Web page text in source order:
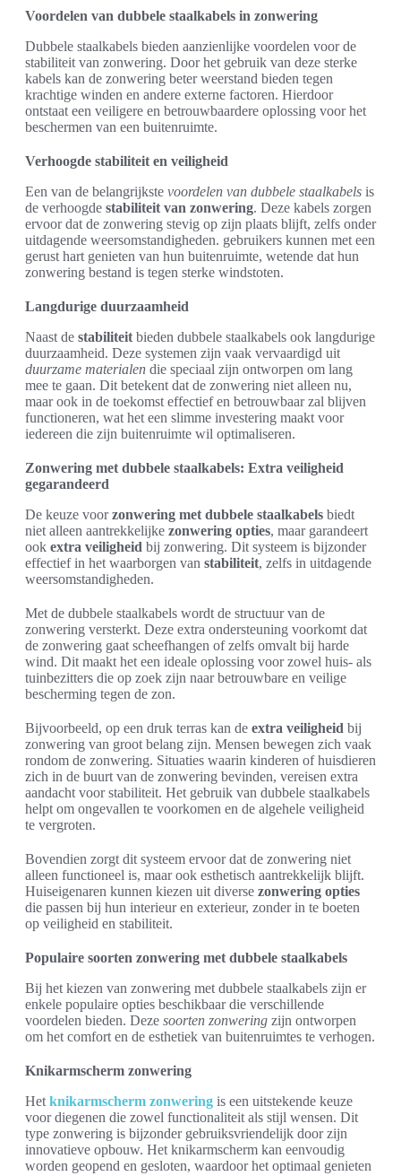
Voordelen van dubbele staalkabels in zonwering
Dubbele staalkabels bieden aanzienlijke voordelen voor de
stabiliteit van zonwering. Door het gebruik van deze sterke
kabels kan de zonwering beter weerstand bieden tegen
krachtige winden en andere externe factoren. Hierdoor
ontstaat een veiligere en betrouwbaardere oplossing voor het
beschermen van een buitenruimte.
Verhoogde stabiliteit en veiligheid
Een van de belangrijkste voordelen van dubbele staalkabels is
de verhoogde stabiliteit van zonwering. Deze kabels zorgen
ervoor dat de zonwering stevig op zijn plaats blijft, zelfs onder
uitdagende weersomstandigheden. gebruikers kunnen met een
gerust hart genieten van hun buitenruimte, wetende dat hun
zonwering bestand is tegen sterke windstoten.
Langdurige duurzaamheid
Naast de stabiliteit bieden dubbele staalkabels ook langdurige
duurzaamheid. Deze systemen zijn vaak vervaardigd uit
duurzame materialen die speciaal zijn ontworpen om lang
mee te gaan. Dit betekent dat de zonwering niet alleen nu,
maar ook in de toekomst effectief en betrouwbaar zal blijven
functioneren, wat het een slimme investering maakt voor
iedereen die zijn buitenruimte wil optimaliseren.
Zonwering met dubbele staalkabels: Extra veiligheid
gegarandeerd
De keuze voorzonwering met dubbele staalkabels biedt
niet alleen aantrekkelijke zonwering opties, maar garandeert
ook extra veiligheid bij zonwering. Dit systeem is bijzonder
effectief in het waarborgen van stabiliteit, zelfs in uitdagende
weersomstandigheden.
Met de dubbele staalkabels wordt de structuur van de
zonwering versterkt. Deze extra ondersteuning voorkomt dat
de zonwering gaat scheefhangen of zelfs omvalt bij harde
wind. Dit maakt het een ideale oplossing voor zowel huis- als
tuinbezitters die op zoek zijn naar betrouwbare en veilige
bescherming tegen de zon.
Bijvoorbeeld, op een druk terras kan de extra veiligheid bij
zonwering van groot belang zijn. Mensen bewegen zich vaak
rondom de zonwering. Situaties waarin kinderen of huisdieren
zich in de buurt van de zonwering bevinden, vereisen extra
aandacht voor stabiliteit. Het gebruik van dubbele staalkabels
helpt om ongevallen te voorkomen en de algehele veiligheid
te vergroten.
Bovendien zorgt dit systeem ervoor dat de zonwering niet
alleen functioneel is, maar ook esthetisch aantrekkelijk blijft.
Huiseigenaren kunnen kiezen uit diverse zonwering opties
die passen bij hun interieur en exterieur, zonder in te boeten
op veiligheid en stabiliteit.
Populaire soorten zonwering met dubbele staalkabels
Bij het kiezen van zonwering met dubbele staalkabels zijn er
enkele populaire opties beschikbaar die verschillende
voordelen bieden. Deze soorten zonwering zijn ontworpen
om het comfort en de esthetiek van buitenruimtes te verhogen.
Knikarmscherm zonwering
Het knikarmscherm zonwering is een uitstekende keuze
voor diegenen die zowel functionaliteit als stijl wensen. Dit
type zonwering is bijzonder gebruiksvriendelijk door zijn
innovatieve opbouw. Het knikarmscherm kan eenvoudig
worden geopend en gesloten, waardoor het optimaal genieten